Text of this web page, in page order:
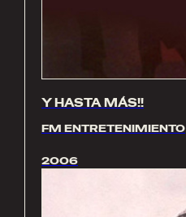
Y HASTA MÁS!!
FM ENTRETENIMIENTO
2006